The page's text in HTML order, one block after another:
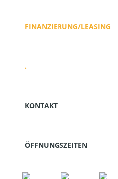
FINANZIERUNG/LEASING
.
KONTAKT
ÖFFNUNGSZEITEN